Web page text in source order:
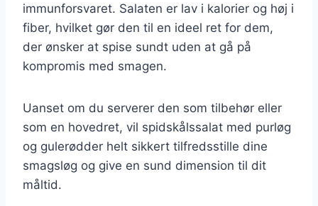
immunforsvaret. Salaten er lav i kalorier og høj i
fiber, hvilket gør den til en ideel ret for dem,
der ønsker at spise sundt uden at gå på
kompromis med smagen.
Uanset om du serverer den som tilbehør eller
som en hovedret, vil spidskålssalat med purløg
og gulerødder helt sikkert tilfredsstille dine
smagsløg og give en sund dimension til dit
måltid.